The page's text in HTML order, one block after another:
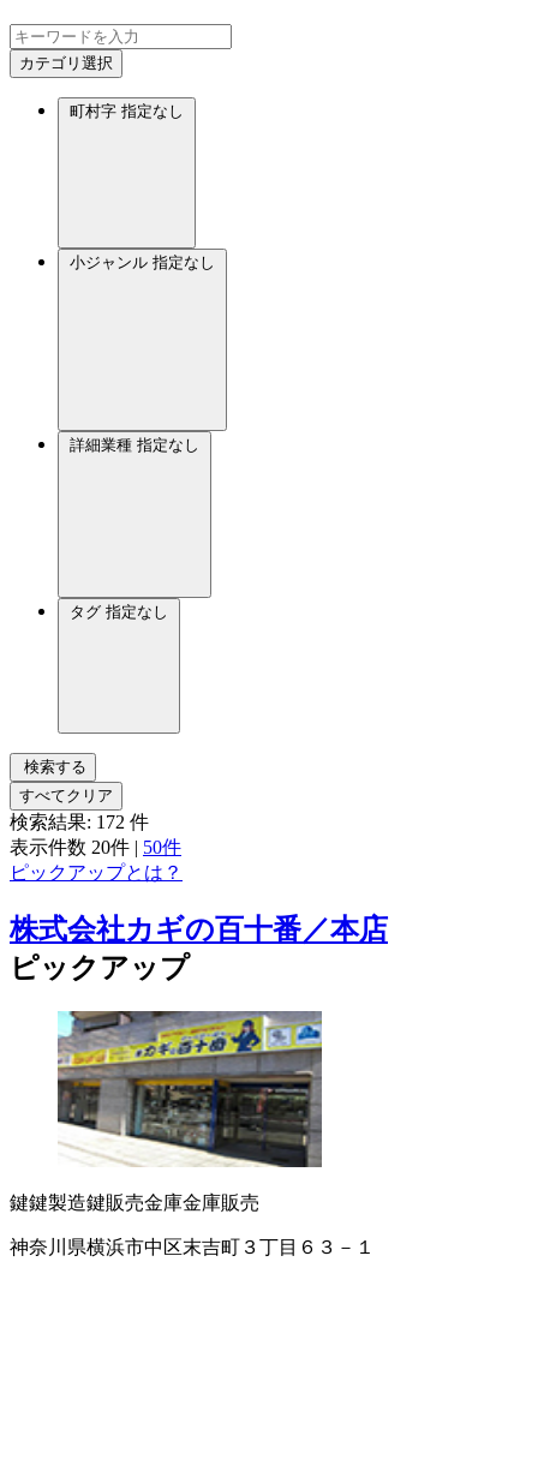
カテゴリ選択
町村字 指定なし
小ジャンル 指定なし
詳細業種 指定なし
タグ 指定なし
検索する
すべてクリア
検索結果: 172 件
表示件数 20件 | 50件
ピックアップとは？
株式会社カギの百十番／本店
ピックアップ
鍵鍵製造鍵販売金庫金庫販売
神奈川県横浜市中区末吉町３丁目６３－１